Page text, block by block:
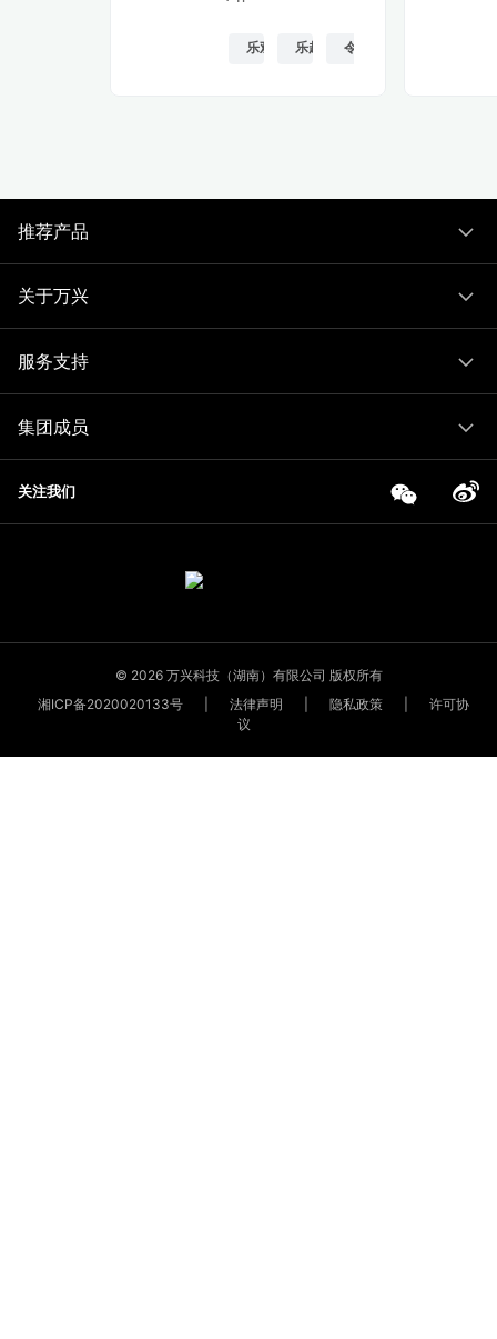
乐观的 乐趣 令人振奋
推荐产品
关于万兴
服务支持
集团成员
关注我们
© 2026 万兴科技（湖南）有限公司 版权所有
湘ICP备2020020133号
法律声明 隐私政策
许可协
议